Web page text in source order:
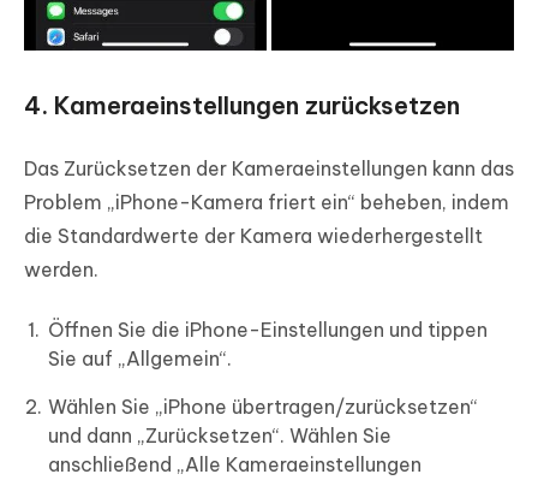
4. Kameraeinstellungen zurücksetzen
Das Zurücksetzen der Kameraeinstellungen kann das
Problem „iPhone-Kamera friert ein“ beheben, indem
die Standardwerte der Kamera wiederhergestellt
werden.
Öffnen Sie die iPhone-Einstellungen und tippen
Sie auf „Allgemein“.
Wählen Sie „iPhone übertragen/zurücksetzen“
und dann „Zurücksetzen“. Wählen Sie
anschließend „Alle Kameraeinstellungen